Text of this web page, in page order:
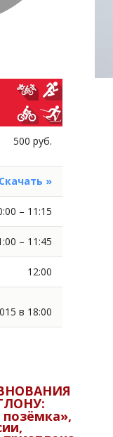
500 руб.
Скачать »
– 11:15
– 11:45
12:00
в 18:00